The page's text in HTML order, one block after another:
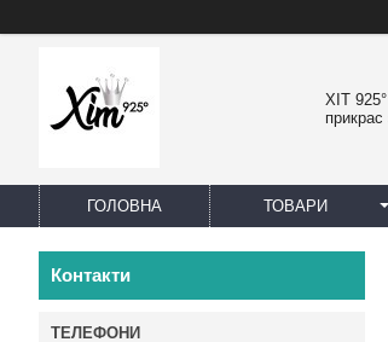
ХІТ
прикрас
ГОЛОВНА ТОВАРИ
Контакти